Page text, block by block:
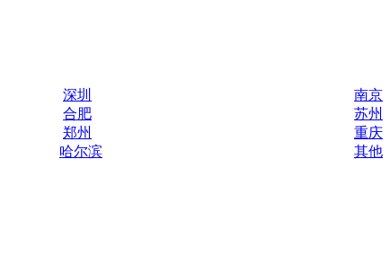
深圳
南京
合肥
苏州
郑州
重庆
哈尔滨
其他